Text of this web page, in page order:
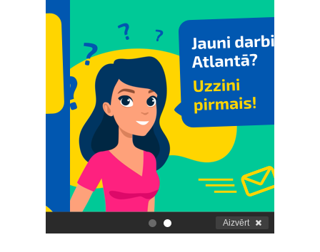
. Aizvērt